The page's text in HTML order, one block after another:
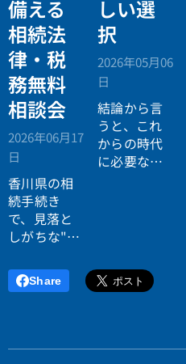
備える
相続法
律・税
務無料
相談会
2026年06月17
日
香川県の相
続手続き
で、見落と
しがちな"落
づいていま
すか？登
しい選
択
2026年05月06
日
結論から言
うと、これ
からの時代
に必要なの
です。
Share